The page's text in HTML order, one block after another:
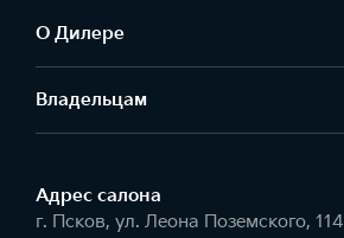
О Дилере
Владельцам
Адрес салонa
г. Псков, ул. Леона Поземского, 114